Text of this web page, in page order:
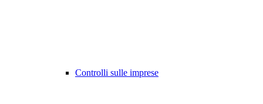
Controlli sulle imprese